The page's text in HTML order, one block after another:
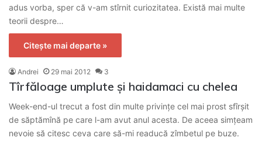
adus vorba, sper că v-am stîrnit curiozitatea. Există mai multe
teorii despre…
Citește mai departe »
Andrei 29 mai 2012 3
Tîrfăloage umplute și haidamaci cu chelea
Week-end-ul trecut a fost din multe privinţe cel mai prost sfîrşit
de săptămînă pe care l-am avut anul acesta. De aceea simţeam
nevoie să citesc ceva care să-mi readucă zîmbetul pe buze.